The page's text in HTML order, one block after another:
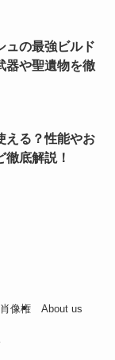
ュの最強ビルド
器や聖遺物を徹
える？性能やお
底解説！
像権 About us